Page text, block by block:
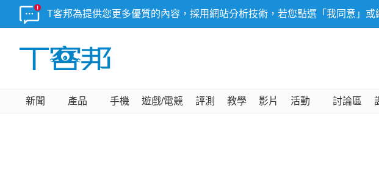
T客邦為提供您更多優質的內容，採用網站分析技術，若您點選「我同意」
新聞 產品 手機 遊戲/電競 評測 教學 影片 活動 討論區